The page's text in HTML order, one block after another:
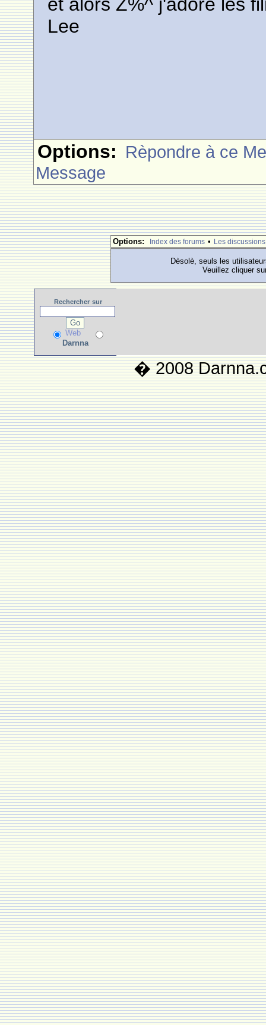
Lee
Options: Rèpondre à ce
Message
Options: Index des forums • Les discussions
Dèsolè, seuls les
Veuillez cliquer
Rechercher sur
Web
Darnna
� 2008